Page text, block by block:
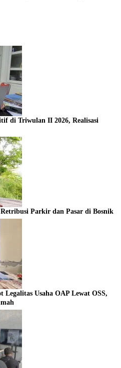
di Triwulan II 2026, Realisasi
Parkir dan Pasar di Bosnik
Legalitas Usaha OAP Lewat OSS,